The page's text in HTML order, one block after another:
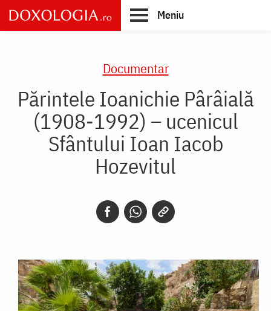
Skip
to
main
Meniu
Documentar
Părintele Ioanichie Pârâială
(1908-1992) – ucenicul
Sfântului Ioan Iacob
Hozevitul